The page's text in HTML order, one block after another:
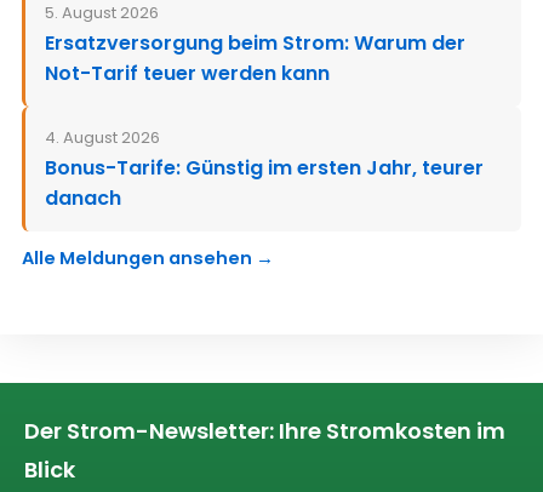
5. August 2026
Ersatzversorgung beim Strom: Warum der
Not-Tarif teuer werden kann
4. August 2026
Bonus-Tarife: Günstig im ersten Jahr, teurer
danach
Alle Meldungen ansehen →
Der Strom-Newsletter: Ihre Stromkosten im
Blick